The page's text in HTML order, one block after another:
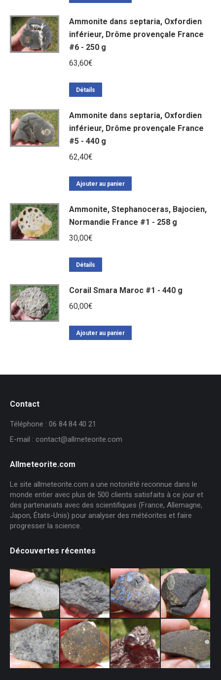
Ammonite dans septaria, Oxfordien
inférieur, Drôme provençale France
#6 - 250 g
63,60€
Détails
Ammonite dans septaria, Oxfordien
inférieur, Drôme provençale France
#5 - 440 g
62,40€
Ajouter au panier
Ammonite, Stephanoceras, Bajocien,
Normandie France #1 - 258 g
30,00€
Détails
Corail Smara Maroc #1 - 440 g
60,00€
Ajouter au panier
Contact
Téléphone : 06 84 84 40 21
E-mail : contact@allmeteorite.com
Allmeteorite.com
Le site allmeteorite.com a une notoriété reconnue dans le
monde entier avec plus de 500 clients satisfaits à ce jour et
des partenariats avec des scientifiques (France, Allemagne,
Japon, États-Unis) pour analyser des météorites et faire
progresser la science.
Découvertes récentes